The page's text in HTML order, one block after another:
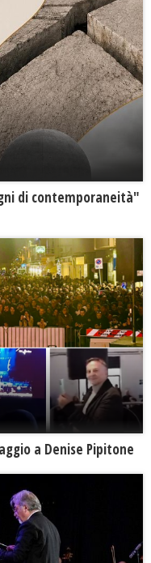
di contemporaneità"
a Denise Pipitone